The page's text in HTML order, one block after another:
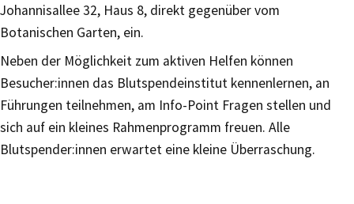
Johannisallee 32, Haus 8, direkt gegenüber vom
Botanischen Garten, ein.
Neben der Möglichkeit zum aktiven Helfen können
Besucher:innen das Blutspendeinstitut kennenlernen, an
Führungen teilnehmen, am Info-Point Fragen stellen und
sich auf ein kleines Rahmenprogramm freuen. Alle
Blutspender:innen erwartet eine kleine Überraschung.